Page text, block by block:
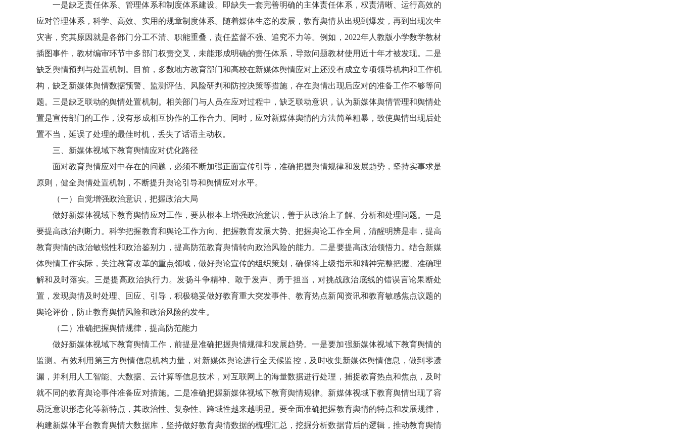
一是缺乏责任体系、管理体系和制度体系建设。即缺失一套完善明确的主体责任体系，权责清晰、运行高效的
应对管理体系，科学、高效、实用的规章制度体系。随着媒体生态的发展，教育舆情从出现到爆发，再到出现次生
灾害，究其原因就是各部门分工不清、职能重叠，责任监督不强、追究不力等。例如，2022年人教版小学数学教材
插图事件，教材编审环节中多部门权责交叉，未能形成明确的责任体系，导致问题教材使用近十年才被发现。二是
缺乏舆情预判与处置机制。目前，多数地方教育部门和高校在新媒体舆情应对上还没有成立专项领导机构和工作机
构，缺乏新媒体舆情数据预警、监测评估、风险研判和防控决策等措施，存在舆情出现后应对的准备工作不够等问
题。三是缺乏联动的舆情处置机制。相关部门与人员在应对过程中，缺乏联动意识，认为新媒体舆情管理和舆情处
置是宣传部门的工作，没有形成相互协作的工作合力。同时，应对新媒体舆情的方法简单粗暴，致使舆情出现后处
置不当，延误了处理的最佳时机，丢失了话语主动权。
三、新媒体视域下教育舆情应对优化路径
面对教育舆情应对中存在的问题，必须不断加强正面宣传引导，准确把握舆情规律和发展趋势，坚持实事求是
原则，健全舆情处置机制，不断提升舆论引导和舆情应对水平。
（一）自觉增强政治意识，把握政治大局
做好新媒体视域下教育舆情应对工作，要从根本上增强政治意识，善于从政治上了解、分析和处理问题。一是
要提高政治判断力。科学把握教育和舆论工作方向、把握教育发展大势、把握舆论工作全局，清醒明辨是非，提高
教育舆情的政治敏锐性和政治鉴别力，提高防范教育舆情转向政治风险的能力。二是要提高政治领悟力。结合新媒
体舆情工作实际，关注教育改革的重点领域，做好舆论宣传的组织策划，确保将上级指示和精神完整把握、准确理
解和及时落实。三是提高政治执行力。发扬斗争精神、敢于发声、勇于担当，对挑战政治底线的错误言论果断处
置，发现舆情及时处理、回应、引导，积极稳妥做好教育重大突发事件、教育热点新闻资讯和教育敏感焦点议题的
舆论评价，防止教育舆情风险和政治风险的发生。
（二）准确把握舆情规律，提高防范能力
做好新媒体视域下教育舆情工作，前提是准确把握舆情规律和发展趋势。一是要加强新媒体视域下教育舆情的
监测。有效利用第三方舆情信息机构力量，对新媒体舆论进行全天候监控，及时收集新媒体舆情信息，做到零遗
漏，并利用人工智能、大数据、云计算等信息技术，对互联网上的海量数据进行处理，捕捉教育热点和焦点，及时
就不同的教育舆论事件准备应对措施。二是准确把握新媒体视域下教育舆情规律。新媒体视域下教育舆情出现了容
易泛意识形态化等新特点，其政治性、复杂性、跨域性越来越明显。要全面准确把握教育舆情的特点和发展规律，
构建新媒体平台教育舆情大数据库，坚持做好教育舆情数据的梳理汇总，挖掘分析数据背后的逻辑，推动教育舆情